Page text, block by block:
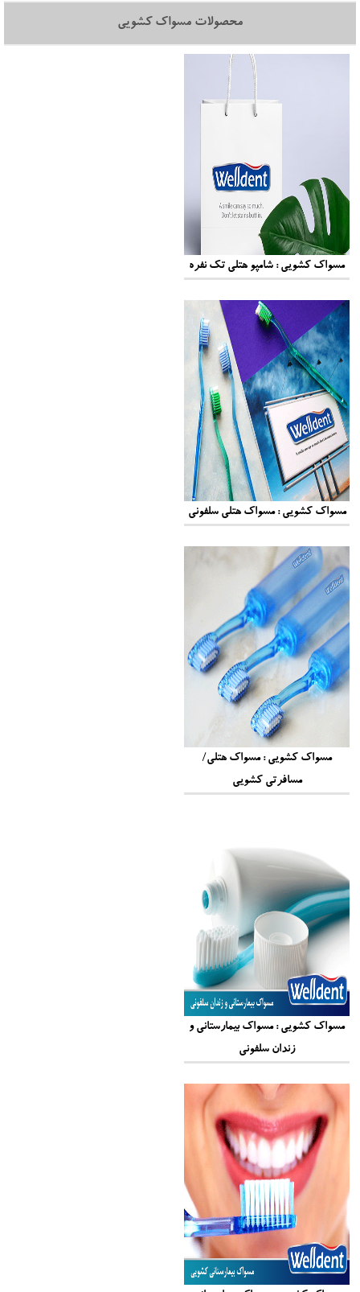
و پايين را هم به اين طريق مسواک کنيد: مسواک را به حالت عمودي نگه داريد و با
سپس سطح جونده دندان ها( آسياي کوچک و بزرگ) را با حرکت رفت و برگشت
مسواک کنيد. 7. توجه داشته باشيد که سطح داخل گونه و زبان نيز بايد مسواک شود.
براي مسواک اين قسمت ها سر مسواک را آرام و با حالت چرخشي داخل گونه و
با يک ليوان آب، دهان تان را بشوييد. مي توانيد پس از شستن از دهان شويه هم
محصولات مسواک کشویی
مسواک کشویی : شامپو هتلی تک نفره
مسواک کشویی : مسواک هتلی سلفونی
مسواک کشویی : مسواک هتلی/
مسافرتی کشویی
مسواک کشویی : مسواک بیمارستانی و
زندان سلفونی